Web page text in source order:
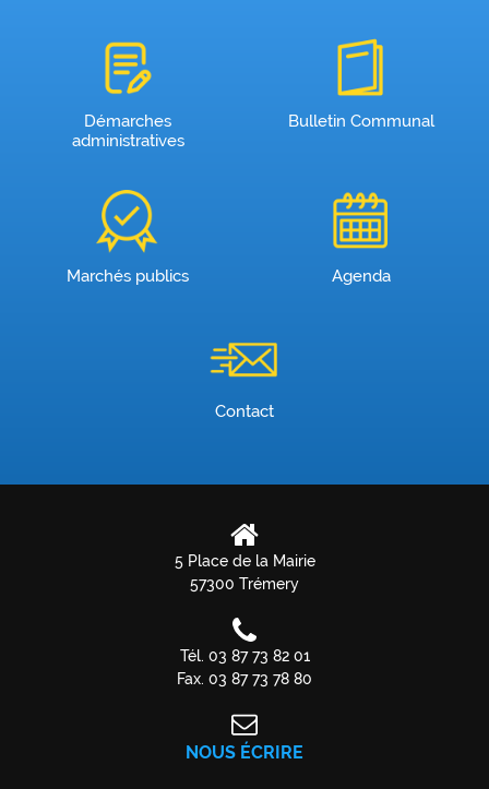
Démarches
administratives
Bulletin Communal
Marchés publics Agenda
Contact
5 Place de la Mairie
57300 Trémery
Tél. 03 87 73 82 01
Fax. 03 87 73 78 80
NOUS ÉCRIRE